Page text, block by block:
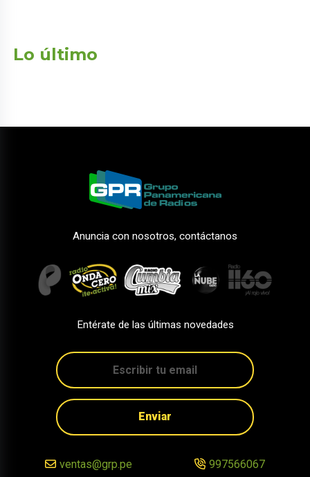
Lo último
Anuncia con nosotros, contáctanos
Entérate de las últimas novedades
Enviar
ventas@grp.pe 997566067